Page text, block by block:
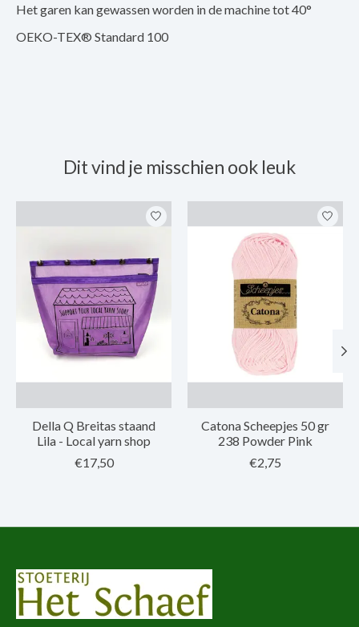
Het garen kan gewassen worden in de machine tot 40°
OEKO-TEX® Standard 100
Dit vind je misschien ook leuk
Items van productcarrousel
Della Q Breitas staand
Lila - Local yarn shop
€17,50
Catona Scheepjes 50 gr
238 Powder Pink
€2,75